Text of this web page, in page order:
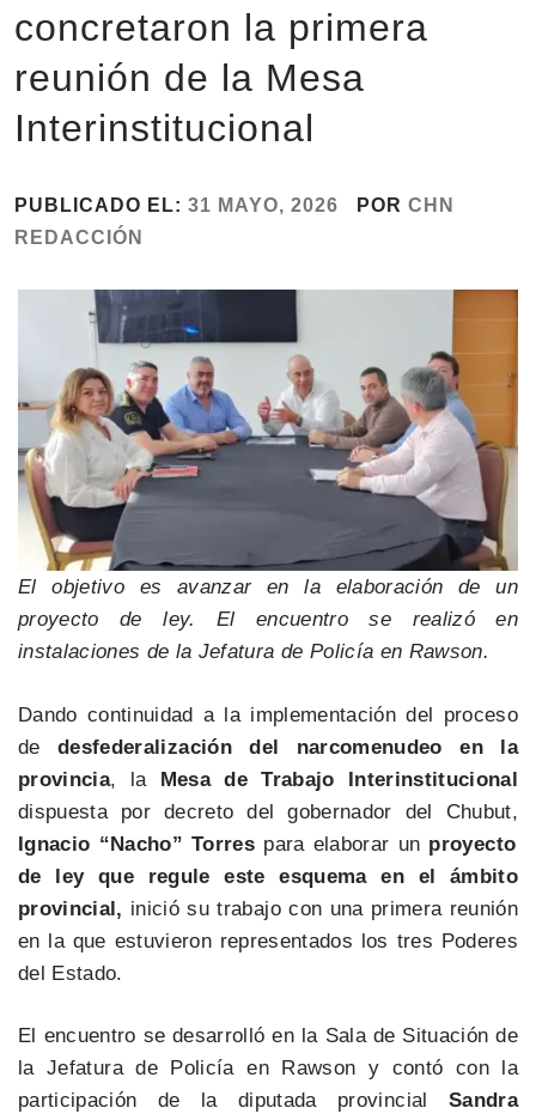
concretaron la primera
reunión de la Mesa
Interinstitucional
PUBLICADO EL: 31 MAYO, 2026 POR CHN
REDACCIÓN
El objetivo es avanzar en la elaboración de un
proyecto de ley. El encuentro se realizó en
instalaciones de la Jefatura de Policía en Rawson.
Dando continuidad a la implementación del proceso
dedesfederalización del narcomenudeo en la
provincia, la Mesa de Trabajo Interinstitucional
dispuesta por decreto del gobernador del Chubut,
Ignacio “Nacho” Torres para elaborar un proyecto
de ley que regule este esquema en el ámbito
provincial, inició su trabajo con una primera reunión
en la que estuvieron representados los tres Poderes
del Estado.
El encuentro se desarrolló en la Sala de Situación de
la Jefatura de Policía en Rawson y contó con la
participación de la diputada provincial Sandra